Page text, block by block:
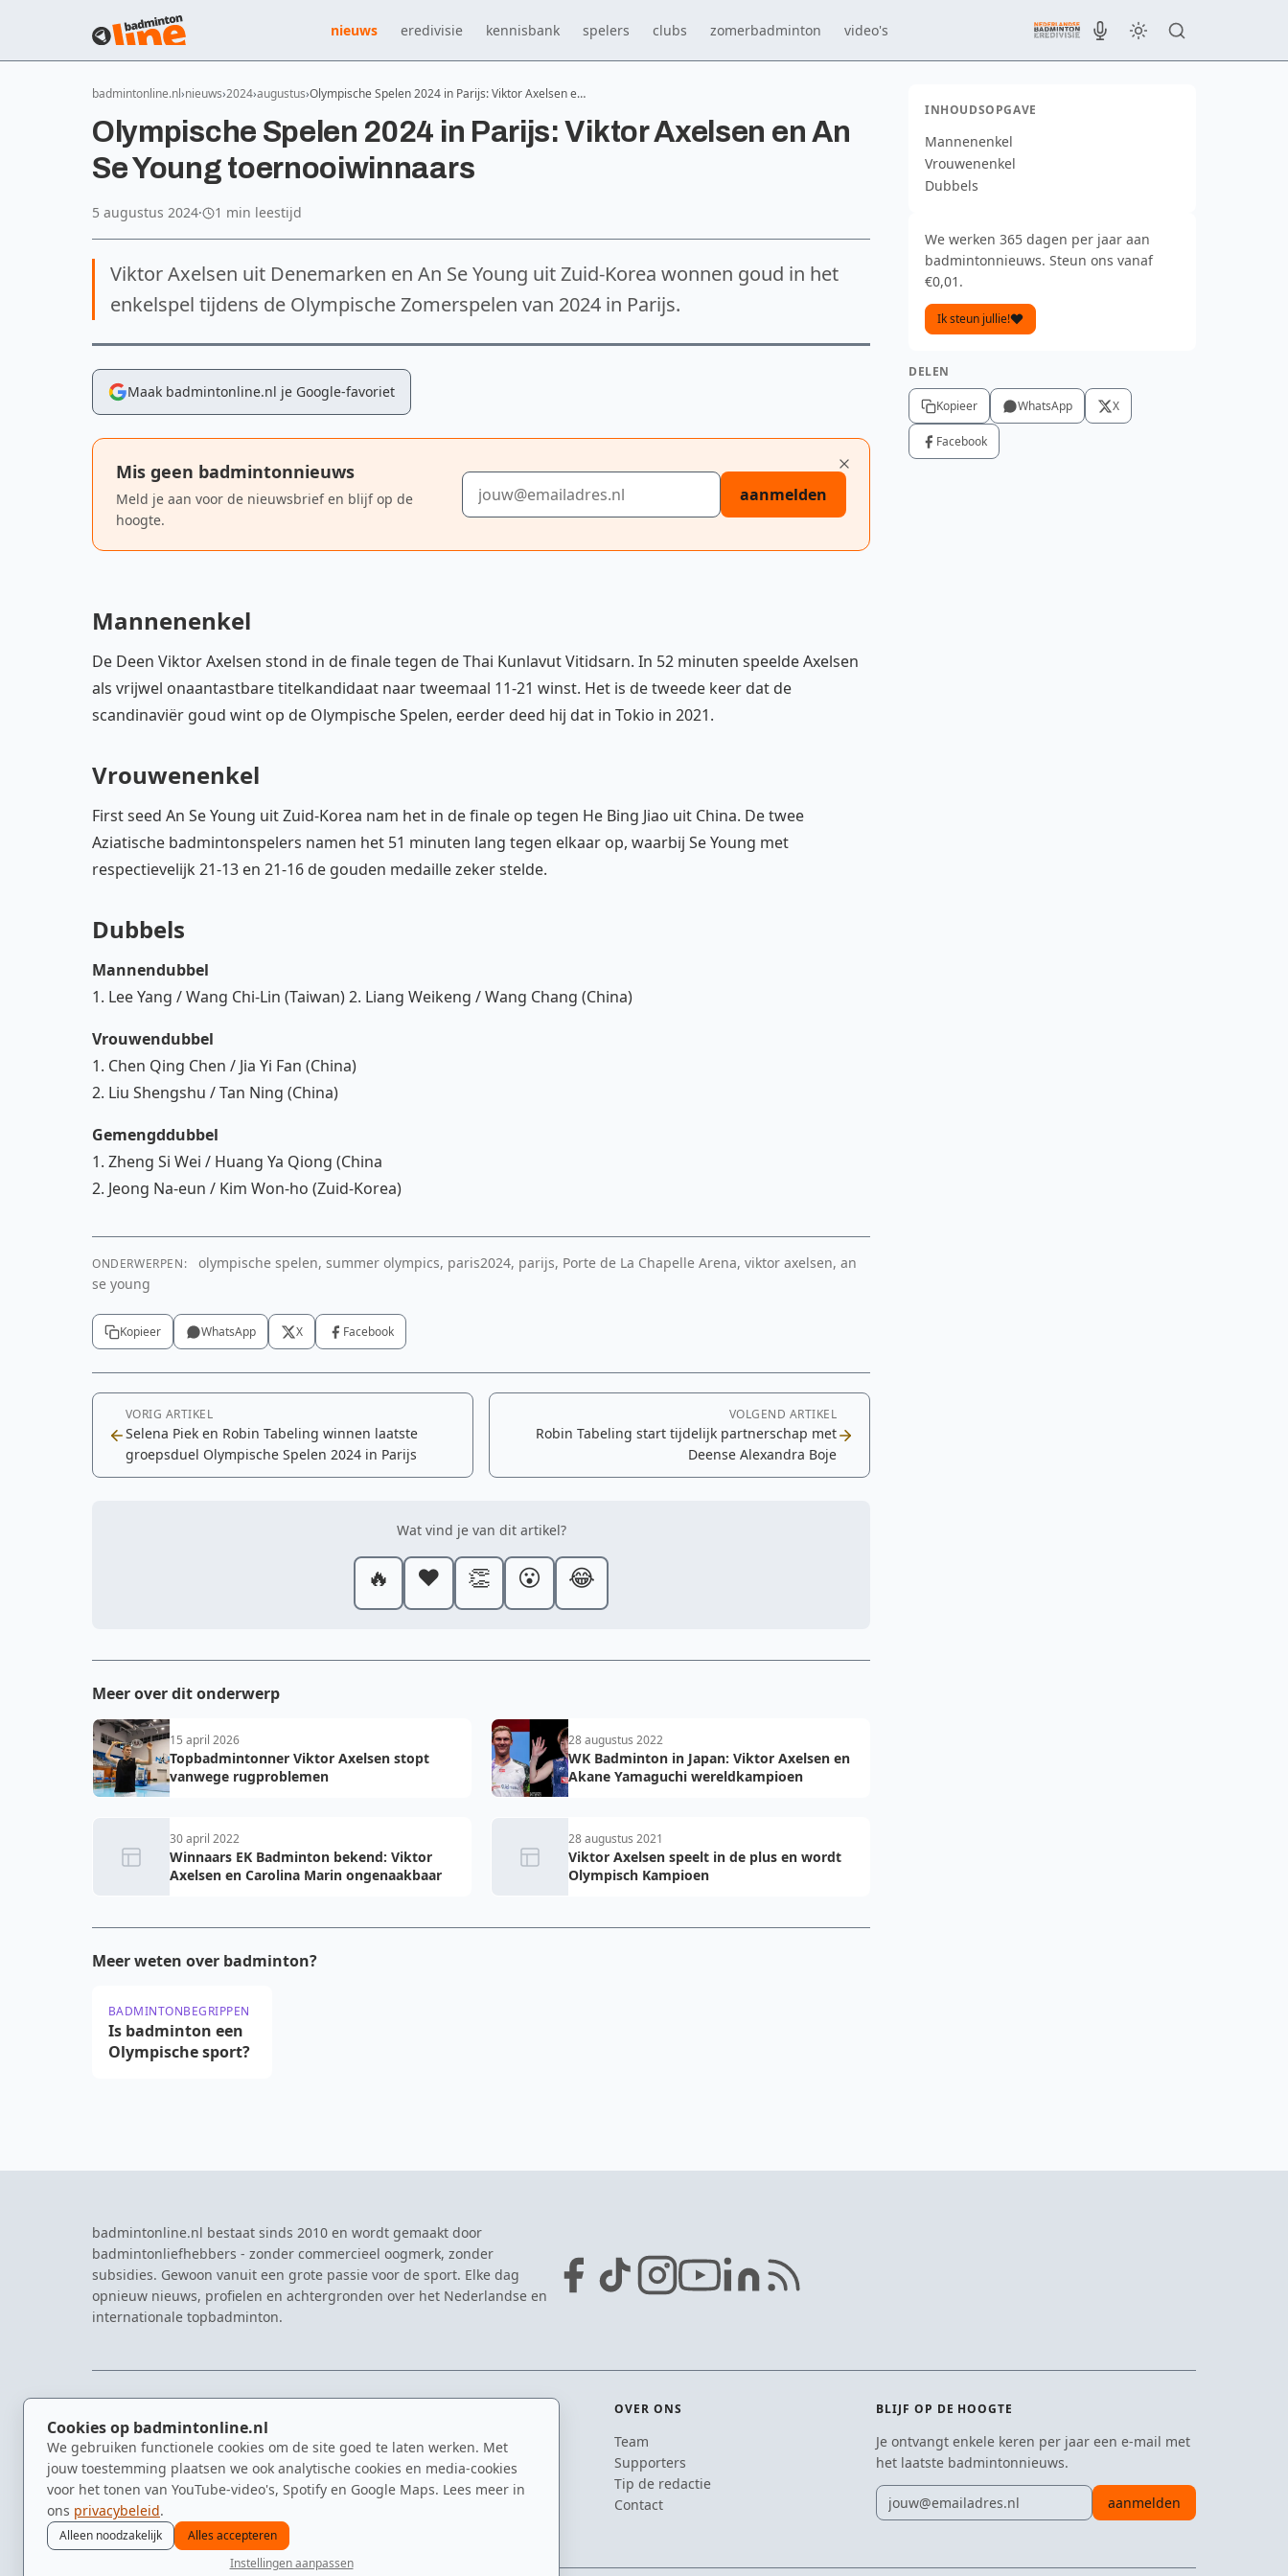
Cookies op badmintonline.nl
We gebruiken functionele cookies om de site goed te laten werken. Met
jouw toestemming plaatsen we ook analytische cookies en media-cookies
voor het tonen van YouTube-video's, Spotify en Google Maps. Lees meer in
ons privacybeleid.
Alleen noodzakelijk
Alles accepteren
Instellingen aanpassen
nieuws eredivisie kennisbank spelers clubs zomerbadminton video's
badmintonline.nl nieuws 2024 augustus Olympische Spelen 2024 in Parijs: Viktor Axelsen e…
Olympische Spelen 2024 in Parijs: Viktor Axelsen en An
Se Young toernooiwinnaars
5 augustus 2024· 1 min leestijd
Viktor Axelsen uit Denemarken en An Se Young uit Zuid-Korea wonnen goud in het
enkelspel tijdens de Olympische Zomerspelen van 2024 in Parijs.
Maak badmintonline.nl je Google-favoriet
Mis geen badmintonnieuws
Meld je aan voor de nieuwsbrief en blijf op de
hoogte.
E-mailadres
aanmelden
Mannenenkel
De Deen Viktor Axelsen stond in de finale tegen de Thai Kunlavut Vitidsarn. In 52 minuten speelde Axelsen
als vrijwel onaantastbare titelkandidaat naar tweemaal 11-21 winst. Het is de tweede keer dat de
scandinaviër goud wint op de Olympische Spelen, eerder deed hij dat in Tokio in 2021.
Vrouwenenkel
First seed An Se Young uit Zuid-Korea nam het in de finale op tegen He Bing Jiao uit China. De twee
Aziatische badmintonspelers namen het 51 minuten lang tegen elkaar op, waarbij Se Young met
respectievelijk 21-13 en 21-16 de gouden medaille zeker stelde.
Dubbels
Mannendubbel
1. Lee Yang / Wang Chi-Lin (Taiwan) 2. Liang Weikeng / Wang Chang (China)
Vrouwendubbel
1. Chen Qing Chen / Jia Yi Fan (China)
2. Liu Shengshu / Tan Ning (China)
Gemengddubbel
1. Zheng Si Wei / Huang Ya Qiong (China
2. Jeong Na-eun / Kim Won-ho (Zuid-Korea)
ONDERWERPEN:
olympische spelen, summer olympics, paris2024, parijs, Porte de La Chapelle Arena, viktor axelsen, an
se young
Kopieer WhatsApp X Facebook
VORIG ARTIKEL
Selena Piek en Robin Tabeling winnen laatste
groepsduel Olympische Spelen 2024 in Parijs
VOLGEND ARTIKEL
Robin Tabeling start tijdelijk partnerschap met
Deense Alexandra Boje
Wat vind je van dit artikel?
🔥 ❤️ 👏 😮 😂
Meer over dit onderwerp
15 april 2026
Topbadmintonner Viktor Axelsen stopt
vanwege rugproblemen
28 augustus 2022
WK Badminton in Japan: Viktor Axelsen en
Akane Yamaguchi wereldkampioen
30 april 2022
Winnaars EK Badminton bekend: Viktor
Axelsen en Carolina Marin ongenaakbaar
28 augustus 2021
Viktor Axelsen speelt in de plus en wordt
Olympisch Kampioen
Meer weten over badminton?
BADMINTONBEGRIPPEN
Is badminton een
Olympische sport?
INHOUDSOPGAVE
Mannenenkel
Vrouwenenkel
Dubbels
We werken 365 dagen per jaar aan
badmintonnieuws. Steun ons vanaf
€0,01.
Ik steun jullie!
DELEN
Kopieer WhatsApp X
Facebook
badmintonline.nl bestaat sinds 2010 en wordt gemaakt door
badmintonliefhebbers - zonder commercieel oogmerk, zonder
subsidies. Gewoon vanuit een grote passie voor de sport. Elke dag
opnieuw nieuws, profielen en achtergronden over het Nederlandse en
internationale topbadminton.
Nieuws
Kennisbank
Spelers
Clubs
Video's
Eredivisie
NK Badminton
Dutch Open
Zomerbadminton
OVER ONS
Team
Supporters
Tip de redactie
Contact
BLIJF OP DE HOOGTE
Je ontvangt enkele keren per jaar een e-mail met
het laatste badmintonnieuws.
E-mailadres
aanmelden